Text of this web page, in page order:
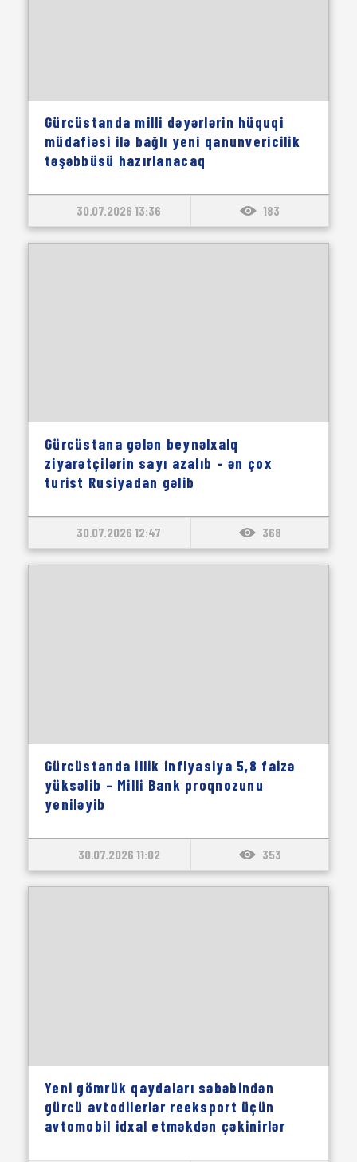
Gürcüstanda milli dəyərlərin hüquqi
müdafiəsi ilə bağlı yeni qanunvericilik
təşəbbüsü hazırlanacaq
30.07.2026 13:36 183
Gürcüstana gələn beynəlxalq
ziyarətçilərin sayı azalıb – ən çox
turist Rusiyadan gəlib
30.07.2026 12:47 368
Gürcüstanda illik inflyasiya 5,8 faizə
yüksəlib – Milli Bank proqnozunu
yeniləyib
30.07.2026 11:02 353
Yeni gömrük qaydaları səbəbindən
gürcü avtodilerlər reeksport üçün
avtomobil idxal etməkdən çəkinirlər